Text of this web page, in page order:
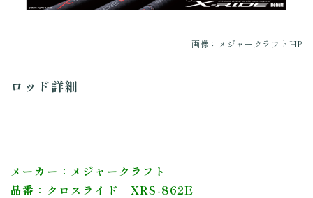
画像：メジャークラフトHP
ロッド詳細
メーカー：メジャークラフト
品番：クロスライド XRS-862E